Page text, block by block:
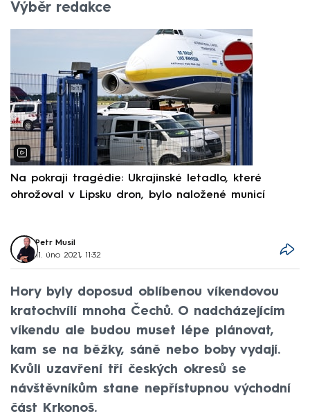
Výběr redakce
Na pokraji tragédie: Ukrajinské letadlo, které
ohrožoval v Lipsku dron, bylo naložené municí
Petr Musil
11. úno 2021, 11:32
Hory byly doposud oblíbenou víkendovou
kratochvílí mnoha Čechů. O nadcházejícím
víkendu ale budou muset lépe plánovat,
kam se na běžky, sáně nebo boby vydají.
Kvůli uzavření tří českých okresů se
návštěvníkům stane nepřístupnou východní
část Krkonoš.